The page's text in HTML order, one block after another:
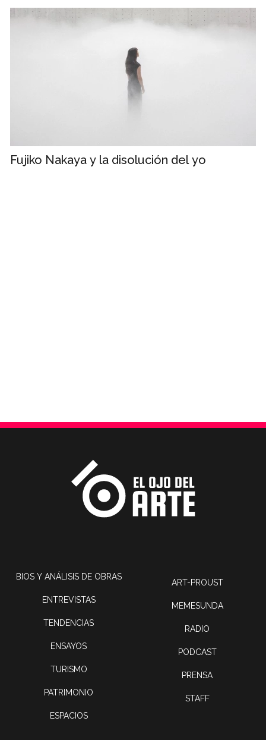
Fujiko Nakaya y la disolución del yo
BIOS Y ANÁLISIS DE OBRAS
ENTREVISTAS
TENDENCIAS
ENSAYOS
TURISMO
PATRIMONIO
ESPACIOS
ART-PROUST
MEMESUNDA
RADIO
PODCAST
PRENSA
STAFF